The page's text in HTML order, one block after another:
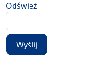
Odśwież
Wyślij